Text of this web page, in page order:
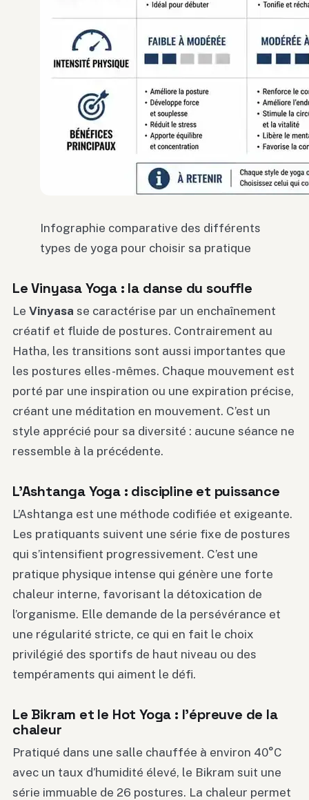
Infographie comparative des différents
types de yoga pour choisir sa pratique
Le Vinyasa Yoga : la danse du souffle
Le Vinyasa se caractérise par un enchaînement
créatif et fluide de postures. Contrairement au
Hatha, les transitions sont aussi importantes que
les postures elles-mêmes. Chaque mouvement est
porté par une inspiration ou une expiration précise,
créant une méditation en mouvement. C’est un
style apprécié pour sa diversité : aucune séance ne
ressemble à la précédente.
L’Ashtanga Yoga : discipline et puissance
L’Ashtanga est une méthode codifiée et exigeante.
Les pratiquants suivent une série fixe de postures
qui s’intensifient progressivement. C’est une
pratique physique intense qui génère une forte
chaleur interne, favorisant la détoxication de
l’organisme. Elle demande de la persévérance et
une régularité stricte, ce qui en fait le choix
privilégié des sportifs de haut niveau ou des
tempéraments qui aiment le défi.
Le Bikram et le Hot Yoga : l’épreuve de la
chaleur
Pratiqué dans une salle chauffée à environ 40°C
avec un taux d’humidité élevé, le Bikram suit une
série immuable de 26 postures. La chaleur permet